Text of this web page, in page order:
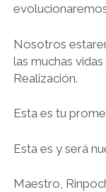
Nosotros
las muchas
Realización.
Esta es tu
Esta es y será
Maestro,